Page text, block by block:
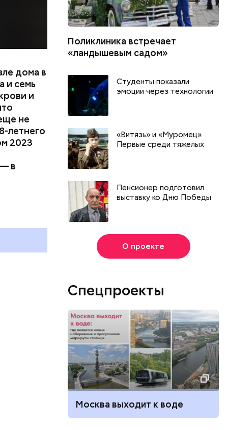
День шевеления пальцами ног
и Международный день
подкаблучника: какие
праздники отмечают в России
дома в
и семь
и
не
летнего
2023
в
Поликлиника встречает
«ландышевым садом»
Студенты показали
эмоции через технологии
«Витязь» и «Муромец».
Первые среди тяжелых
Пенсионер подготовил
выставку ко Дню Победы
О проекте
Спецпроекты
Москва выходит к воде